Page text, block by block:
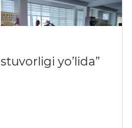
yo’lida”